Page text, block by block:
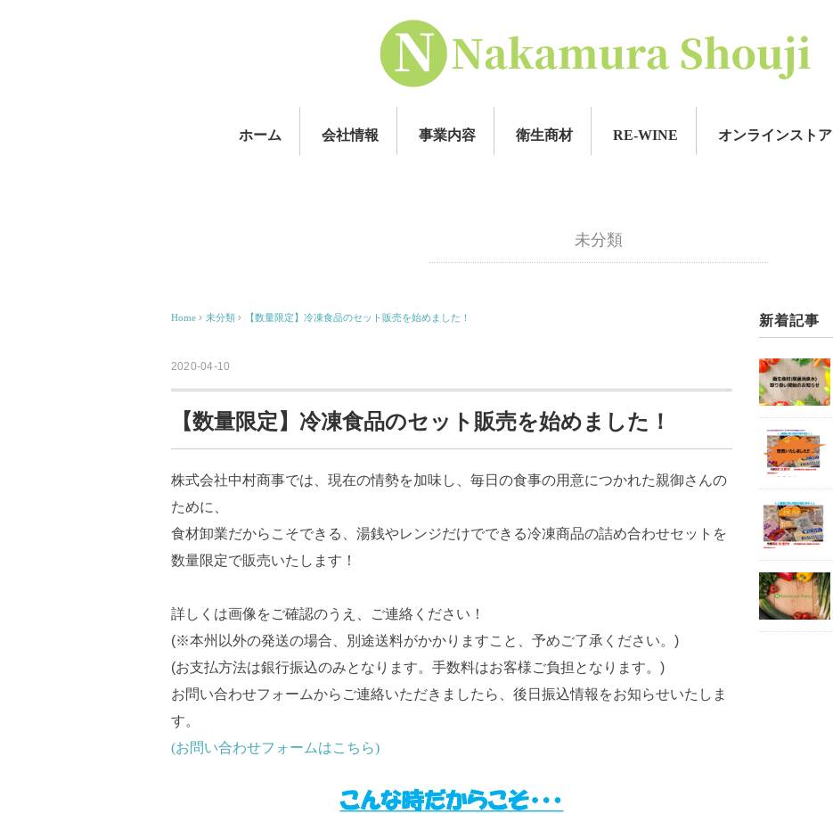
ホーム 会社情報 事業内容 衛生商材 RE-WINE オンラインストア
未分類
Home › 未分類 › 【数量限定】冷凍食品のセット販売を始めました！
2020-04-10
【数量限定】冷凍食品のセット販売を始めました！
株式会社中村商事では、現在の情勢を加味し、 毎日の食事の用意につかれた親御さんの
ために、
食材卸業だからこそできる、湯銭やレンジだけでできる冷凍商品の詰め合わせセットを
数量限定で販売いたします！
詳しくは画像をご確認のうえ、ご連絡ください！
(※本州以外の発送の場合、別途送料がかかりますこと、予めご了承ください。)
(お支払方法は銀行振込のみとなります。手数料はお客様ご負担となります。)
お問い合わせフォームからご連絡いただきましたら、後日振込情報をお知らせいたしま
す。
(お問い合わせフォームはこちら)
新着記事